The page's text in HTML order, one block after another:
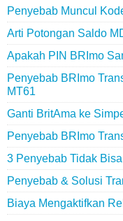
Penyebab Muncul
Arti Potongan Saldo
Apakah PIN BRImo
Penyebab BRImo
MT61
Ganti BritAma ke
Penyebab BRImo
3 Penyebab Tidak
Penyebab & Solusi
Biaya Mengaktifkan